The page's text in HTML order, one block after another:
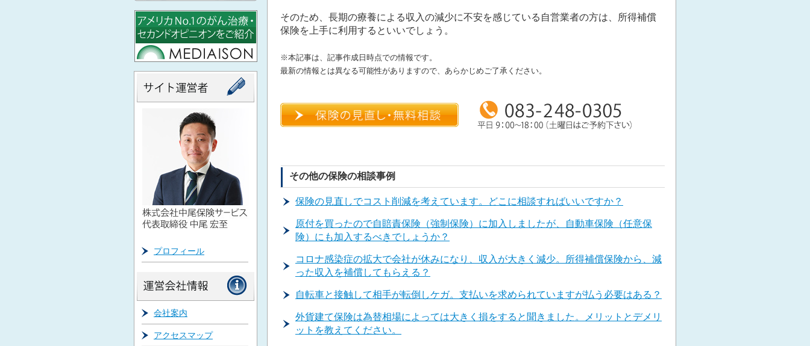
そのため、長期の療養による収入の減少に不安を感じている自営業者の方は、所得補償
保険を上手に利用するといいでしょう。
※本記事は、記事作成日時点での情報です。
最新の情報とは異なる可能性がありますので、あらかじめご了承ください。
その他の保険の相談事例
保険の見直しでコスト削減を考えています。どこに相談すればいいですか？
原付を買ったので自賠責保険（強制保険）に加入しましたが、自動車保険（任意保
険）にも加入するべきでしょうか？
コロナ感染症の拡大で会社が休みになり、収入が大きく減少。所得補償保険から、減
った収入を補償してもらえる？
自転車と接触して相手が転倒しケガ。支払いを求められていますが払う必要はある？
外貨建て保険は為替相場によっては大きく損をすると聞きました。メリットとデメリ
ットを教えてください。
プロフィール
会社案内
アクセスマップ